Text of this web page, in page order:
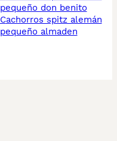
pequeño don benito
cachorros spitz alemán
pequeño almaden